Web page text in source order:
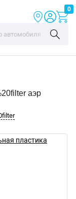
0
аэр